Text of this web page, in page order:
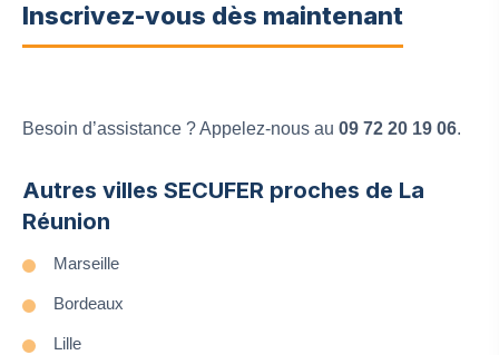
Inscrivez-vous dès maintenant
Besoin d’assistance ? Appelez-nous au 09 72 20 19 06.
Autres villes SECUFER proches de La
Réunion
Marseille
Bordeaux
Lille